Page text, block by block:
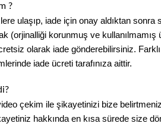
?
ulaşıp, iade için onay aldıktan sonra
(orjinalliği korunmuş ve kullanılmamış
olarak iade gönderebilirsiniz.
iade ücreti tarafınıza aittir.
çekim ile şikayetinizi bize belirtmeniz
hakkında en kısa sürede size